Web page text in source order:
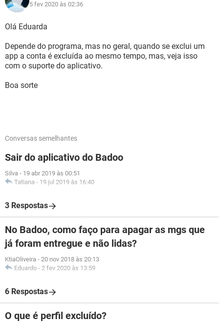
5 fev 2020 às 02:36
Olá Eduarda
Depende do programa, mas no geral, quando se exclui um
app a conta é excluída ao mesmo tempo, mas, veja isso
com o suporte do aplicativo.
Boa sorte
Conversas semelhantes
Sair do aplicativo do Badoo
Silva - 19 abr 2019 às 00:51
Tatiana - 19 jul 2019 às 16:40
3 Respostas
No Badoo, como faço para apagar as mgs que
já foram entregue e não lidas?
KtiaOliveira - 20 nov 2018 às 20:13
Eduardo - 2 fev 2020 às 13:59
6 Respostas
O que é perfil excluído?